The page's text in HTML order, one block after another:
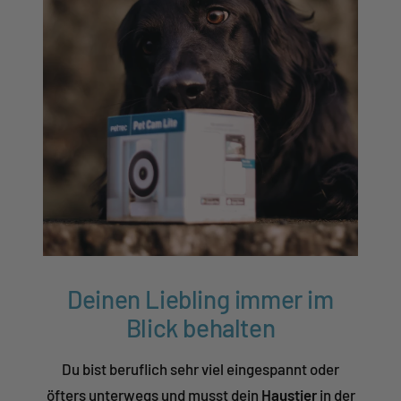
Deinen Liebling immer im
Blick behalten
Du bist beruflich sehr viel eingespannt oder
öfters unterwegs und musst dein Haustier in der